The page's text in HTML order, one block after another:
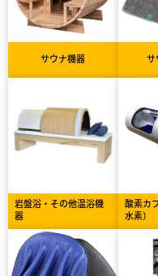
サウナ機器 サ
岩盤浴・その他温浴機
器
酸素カ
水素）